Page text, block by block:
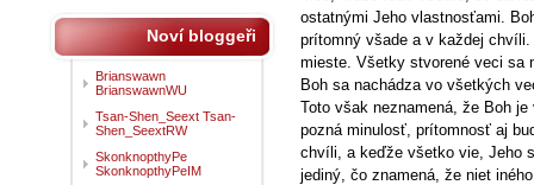
ostatnými Jeho vlastnosťami.
prítomný všade a v každej
mieste. Všetky stvorené veci sa
Boh sa nachádza vo všetkých
Toto však neznamená, že Boh
pozná minulosť, prítomnosť aj
chvíli, a keďže všetko vie, Jeho
jediný, čo znamená, že niet
Noví bloggeři
Brianswawn
BrianswawnWU
Tsan-Shen_Seext Tsan-
Shen_SeextRW
SkonknopthyPe
SkonknopthyPeIM